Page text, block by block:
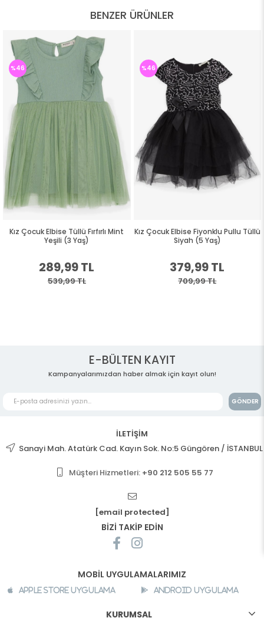
BENZER ÜRÜNLER
Kız Çocuk Elbise Tüllü Fırfırlı Mint
Yeşili (3 Yaş)
289,99 TL
539,99 TL
%46
Kız Çocuk Elbise Fiyonklu Pullu Tüllü
Siyah (5 Yaş)
379,99 TL
709,99 TL
%46
E-BÜLTEN KAYIT
Kampanyalarımızdan haber almak için kayıt olun!
GÖNDER
İLETİŞİM
Sanayi Mah. Atatürk Cad. Kayın Sok. No:5 Güngören / İSTANBUL
Müşteri Hizmetleri: +90 212 505 55 77
[email protected]
BİZİ TAKİP EDİN
MOBİL UYGULAMALARIMIZ
Apple Store Uygulama Android Uygulama
KURUMSAL